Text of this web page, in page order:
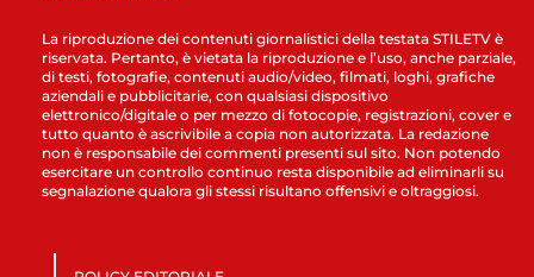
La riproduzione dei contenuti giornalistici della testata STILETV è
riservata. Pertanto, è vietata la riproduzione e l’uso, anche parziale,
di testi, fotografie, contenuti audio/video, filmati, loghi, grafiche
aziendali e pubblicitarie, con qualsiasi dispositivo
elettronico/digitale o per mezzo di fotocopie, registrazioni, cover e
tutto quanto è ascrivibile a copia non autorizzata. La redazione
non è responsabile dei commenti presenti sul sito. Non potendo
esercitare un controllo continuo resta disponibile ad eliminarli su
segnalazione qualora gli stessi risultano offensivi e oltraggiosi.